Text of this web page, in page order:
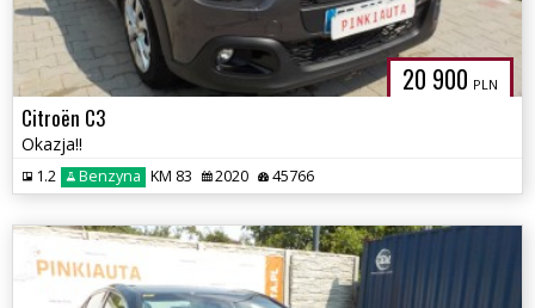
20 900 PLN
Citroën C3
Okazja!!
1.2 Benzyna KM 83 2020 45766